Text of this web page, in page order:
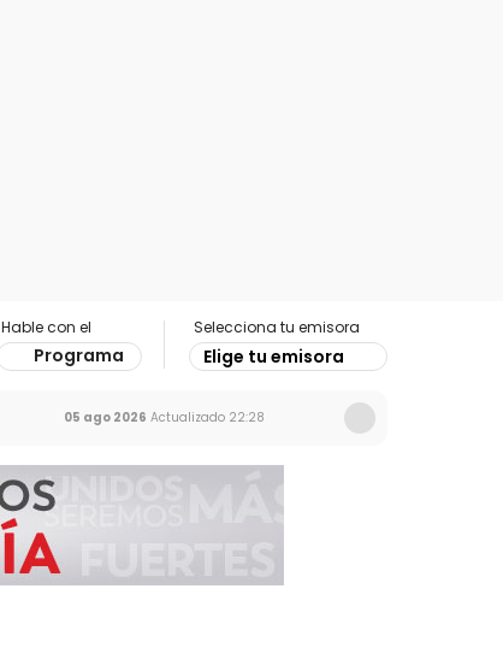
Hable con el
Programa
Selecciona tu emisora
Elige tu emisora
05 ago 2026 Actualizado 22:28